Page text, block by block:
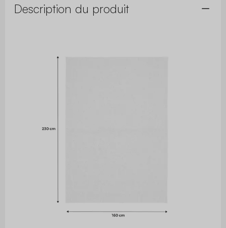
Description du produit